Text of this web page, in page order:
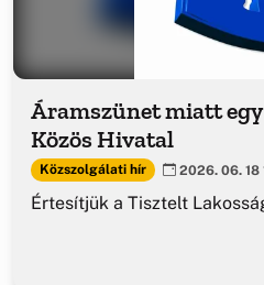
Áramszünet miatt
Közös Hivatal
Közszolgálati hír 2026. 06. 18
Értesítjük a Tisztelt